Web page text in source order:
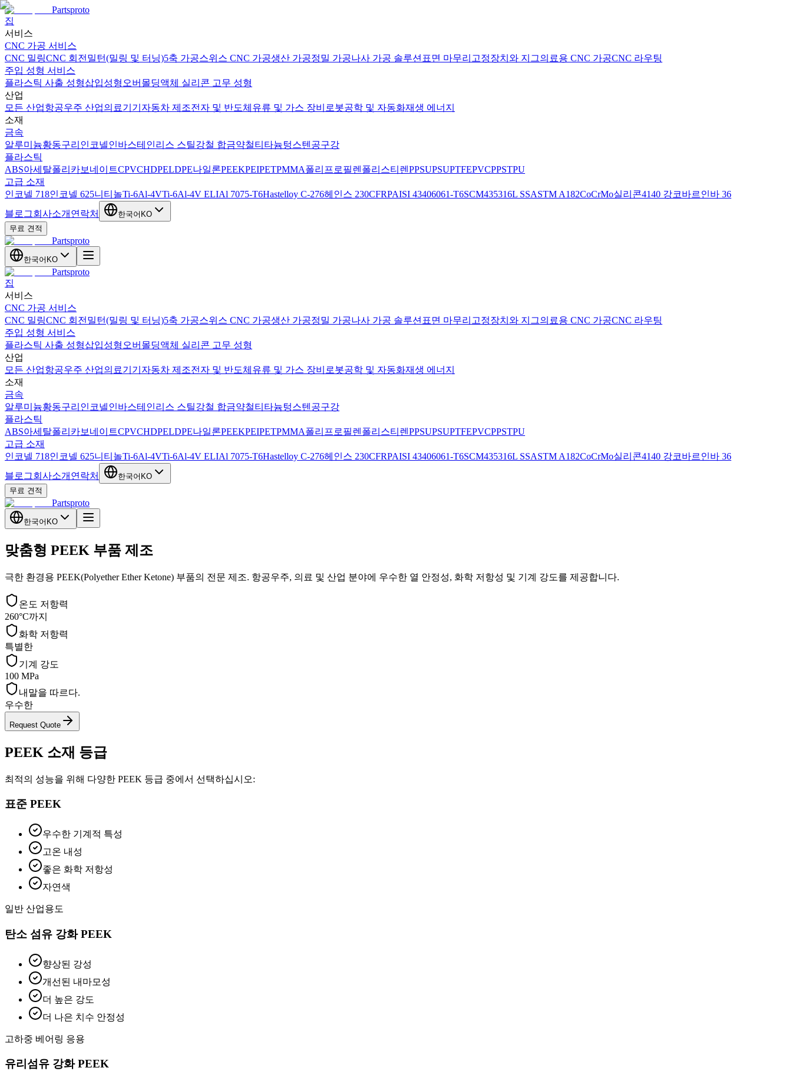
Partsproto
집
서비스
CNC 가공 서비스
CNC 밀링CNC 회전 밀턴(밀링 및 터닝)5축 가공스위스 CNC 가공생산 가공정밀 가공나사 가공 솔루션 표면 마무리 고정장치와 지그의료용 CNC 가공CNC 라우팅
주입 성형 서비스
플라스틱 사출 성형삽입성형 오버몰딩액체 실리콘 고무 성형
산업
모든 산업항공우주 산업의료기기 자동차 제조전자 및 반도체 유류 및 가스 장비 로봇공학 및 자동화재생 에너지
소재
금속
알루미늄황동구리 인코넬인바스테인리스 스틸강철 합금약철티타늄텅스텐 공구강
플라스틱
ABS아세탈폴리카보네이트CPVCHDPELDPE나일론PEEKPEIPETPMMA폴리프로필렌 폴리스티렌 PPSUPSUPTFEPVCPPSTPU
고급 소재
인코넬 718인코넬 625니티놀Ti-6Al-4VTi-6Al-4V ELIAl 7075-T6Hastelloy C-276헤인스 230CFRPAISI 43406061-T6SCM435316L SSASTM A182CoCrMo실리콘4140 강코바르인바 36
블로그회사소개 연락처 한국어 KO
무료 견적
Partsproto
한국어 KO
Partsproto
집
서비스
CNC 가공 서비스
CNC 밀링CNC 회전 밀턴(밀링 및 터닝)5축 가공스위스 CNC 가공생산 가공정밀 가공나사 가공 솔루션 표면 마무리 고정장치와 지그의료용 CNC 가공CNC 라우팅
주입 성형 서비스
플라스틱 사출 성형삽입성형 오버몰딩액체 실리콘 고무 성형
산업
모든 산업항공우주 산업의료기기 자동차 제조전자 및 반도체 유류 및 가스 장비 로봇공학 및 자동화재생 에너지
소재
금속
알루미늄황동구리 인코넬인바스테인리스 스틸강철 합금약철티타늄텅스텐 공구강
플라스틱
ABS아세탈폴리카보네이트CPVCHDPELDPE나일론PEEKPEIPETPMMA폴리프로필렌 폴리스티렌 PPSUPSUPTFEPVCPPSTPU
고급 소재
인코넬 718인코넬 625니티놀Ti-6Al-4VTi-6Al-4V ELIAl 7075-T6Hastelloy C-276헤인스 230CFRPAISI 43406061-T6SCM435316L SSASTM A182CoCrMo실리콘4140 강코바르인바 36
블로그회사소개 연락처 한국어 KO
무료 견적
Partsproto
한국어 KO
맞춤형 PEEK 부품 제조
극한 환경용 PEEK(Polyether Ether Ketone) 부품의 전문 제조. 항공우주, 의료 및 산업 분야에 우수한 열 안정성, 화학 저항성 및 기계 강도를 제공합니다.
온도 저항력
260°C까지
화학 저항력
특별한
기계 강도
100 MPa
내말을 따르다.
우수한
Request Quote
PEEK 소재 등급
최적의 성능을 위해 다양한 PEEK 등급 중에서 선택하십시오:
표준 PEEK
우수한 기계적 특성
고온 내성
좋은 화학 저항성
자연색
일반 산업용도
탄소 섬유 강화 PEEK
향상된 강성
개선된 내마모성
더 높은 강도
더 나은 치수 안정성
고하중 베어링 응용
유리섬유 강화 PEEK